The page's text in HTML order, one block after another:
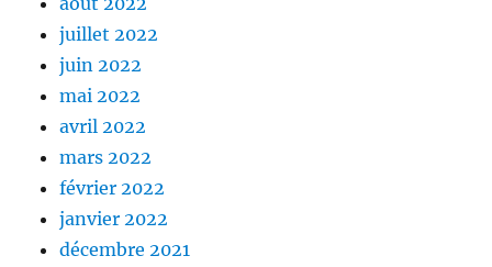
juillet 2022
juin 2022
mai 2022
avril 2022
mars 2022
février 2022
janvier 2022
décembre 2021